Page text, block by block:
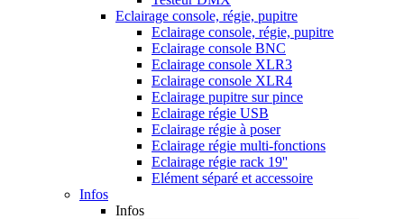
Eclairage console, régie, pupitre
Eclairage console, régie, pupitre
Eclairage console BNC
Eclairage console XLR3
Eclairage console XLR4
Eclairage pupitre sur pince
Eclairage régie USB
Eclairage régie à poser
Eclairage régie multi-fonctions
Eclairage régie rack 19''
Elément séparé et accessoire
Infos
Infos